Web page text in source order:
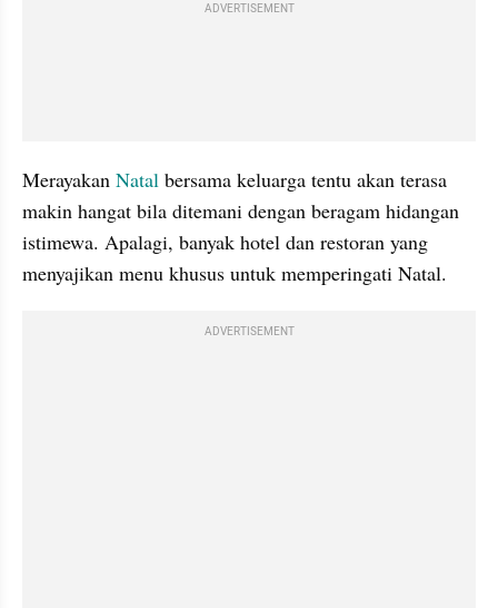
ADVERTISEMENT
Merayakan Natal bersama keluarga tentu akan terasa
makin hangat bila ditemani dengan beragam hidangan
istimewa. Apalagi, banyak hotel dan restoran yang
menyajikan menu khusus untuk memperingati Natal.
ADVERTISEMENT